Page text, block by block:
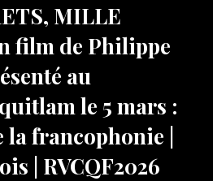
MILLE
film de Philippe
au
le 5 mars :
francophonie |
| RVCQF2026